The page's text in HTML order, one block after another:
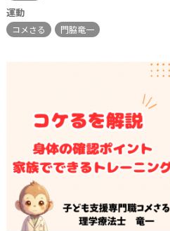
運動
コメさる 門脇竜一